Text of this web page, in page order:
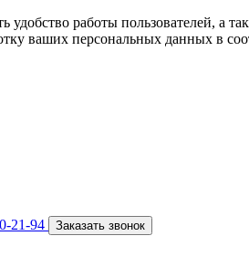
удобство работы пользователей,
ваших персональных данных в
21-94 Заказать звонок